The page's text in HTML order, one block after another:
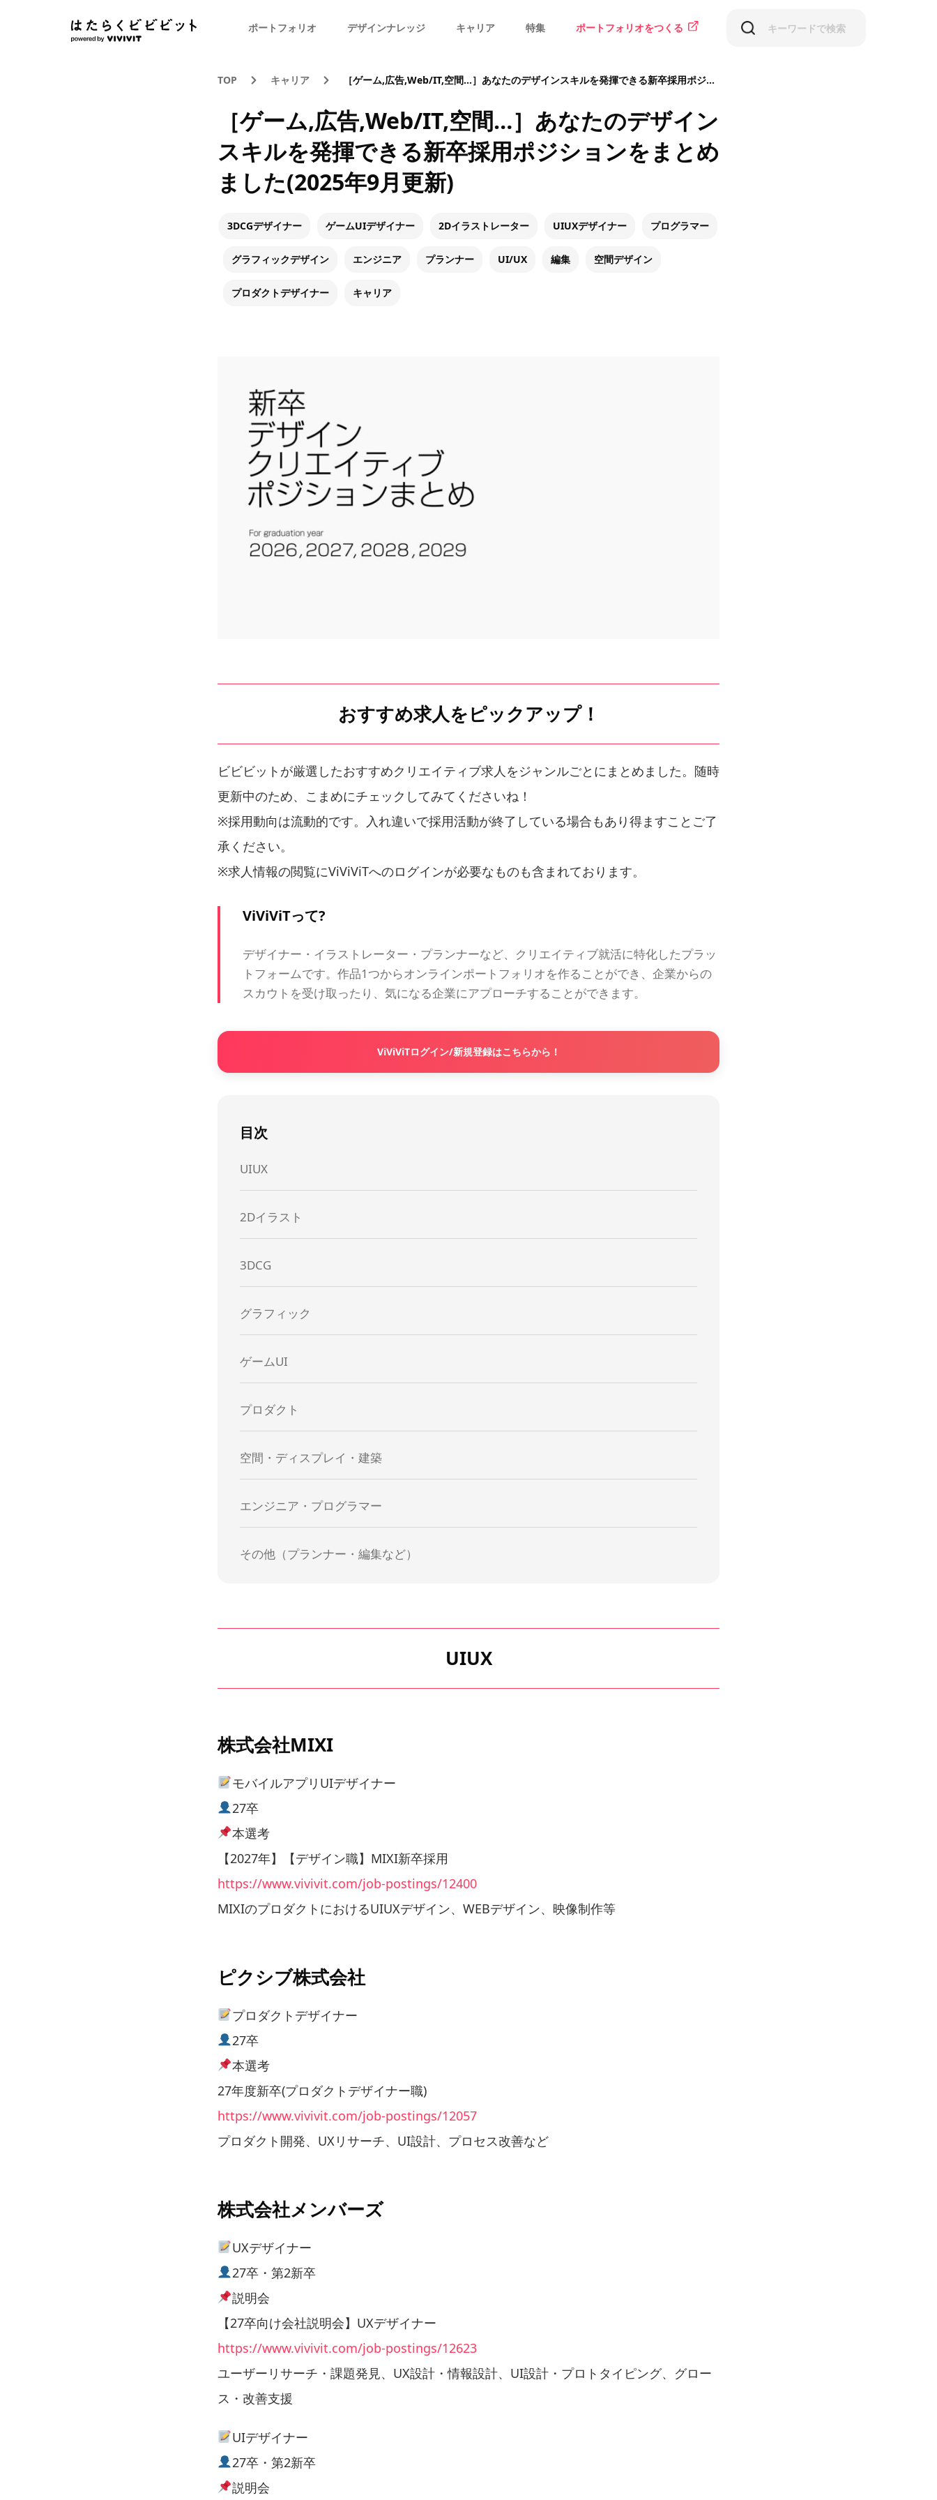
ポートフォリオ デザインナレッジ キャリア 特集 ポートフォリオをつくる
TOP キャリア ［ゲーム,広告,Web/IT,空間…］あなたのデザインスキルを発揮できる新卒採用ポジションをまとめました(2025年9月更新)
［ゲーム,広告,Web/IT,空間…］あなたのデザイン
スキルを発揮できる新卒採用ポジションをまとめ
ました(2025年9月更新)
3DCGデザイナー ゲームUIデザイナー 2Dイラストレーター UIUXデザイナー プログラマー
グラフィックデザイン エンジニア プランナー UI/UX 編集 空間デザイン
プロダクトデザイナー キャリア
おすすめ求人をピックアップ！
ビビビットが厳選したおすすめクリエイティブ求人をジャンルごとにまとめました。随時
更新中のため、こまめにチェックしてみてくださいね！
※採用動向は流動的です。入れ違いで採用活動が終了している場合もあり得ますことご了
承く ださい。
※求人情報の閲覧にViViViTへのログインが必要なものも含まれております。
ViViViTって?
デザイナー・イラストレーター・プランナーなど、クリエイティブ就活に特化したプラッ
トフォームです。作品1つからオンラインポートフォリオを作ることができ、企業からの
スカウトを受け取ったり、気になる企業にアプローチすることができます。
ViViViTログイン/新規登録はこちらから！
目次
UIUX
2Dイラスト
3DCG
グラフィック
ゲームUI
プロダクト
空間・ディスプレイ・建築
エンジニア・プログラマー
その他（プランナー・編集など）
UIUX
株式会社MIXI
モバイルアプリUIデザイナー
27卒
本選考
【2027年】【デザイン職】MIXI新卒採用
https://www.vivivit.com/job-postings/12400
MIXIのプロダクトにおけるUIUXデザイン、WEBデザイン、映像制作等
ピクシブ株式会社
プロダクトデザイナー
27卒
本選考
27年度新卒(プロダクトデザイナー職)
https://www.vivivit.com/job-postings/12057
プロダクト開発、UXリサーチ、UI設計、プロセス改善など
株式会社メンバーズ
UXデザイナー
27卒・第2新卒
説明会
【27卒向け会社説明会】UXデザイナー
https://www.vivivit.com/job-postings/12623
ユーザーリサーチ・課題発見、UX設計・情報設計、UI設計・プロトタイピング、グロー
ス・改善支援
UIデザイナー
27卒・第2新卒
説明会